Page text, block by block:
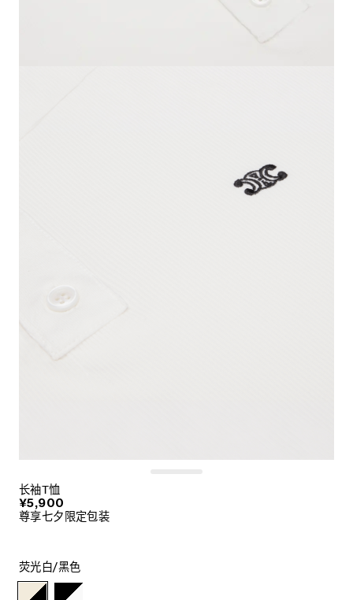
长袖T恤
¥5,900
尊享七夕限定包装
荧光白/黑色